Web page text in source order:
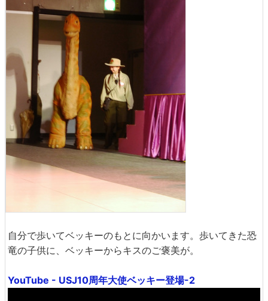
自分で歩いてベッキーのもとに向かいます。歩いてきた恐
竜の子供に、ベッキーからキスのご褒美が。
YouTube - USJ10周年大使ベッキー登場-2